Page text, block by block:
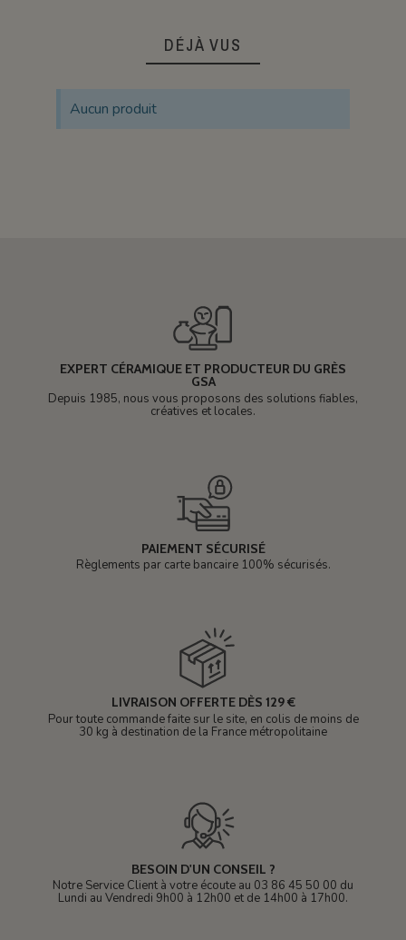
DÉJÀ VUS
Aucun produit
EXPERT CÉRAMIQUE ET PRODUCTEUR DU GRÈS
GSA
Depuis 1985, nous vous proposons des solutions fiables,
créatives et locales.
PAIEMENT SÉCURISÉ
Règlements par carte bancaire 100% sécurisés.
LIVRAISON OFFERTE DÈS 129 €
Pour toute commande faite sur le site, en colis de moins de
30 kg à destination de la France métropolitaine
BESOIN D'UN CONSEIL ?
Notre Service Client à votre écoute au 03 86 45 50 00 du
Lundi au Vendredi 9h00 à 12h00 et de 14h00 à 17h00.